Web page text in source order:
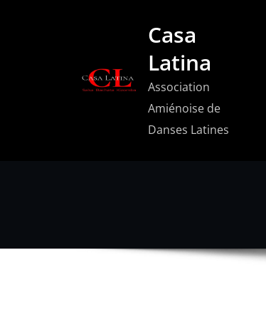
Casa
Latina
Association
Amiénoise de
Danses Latines